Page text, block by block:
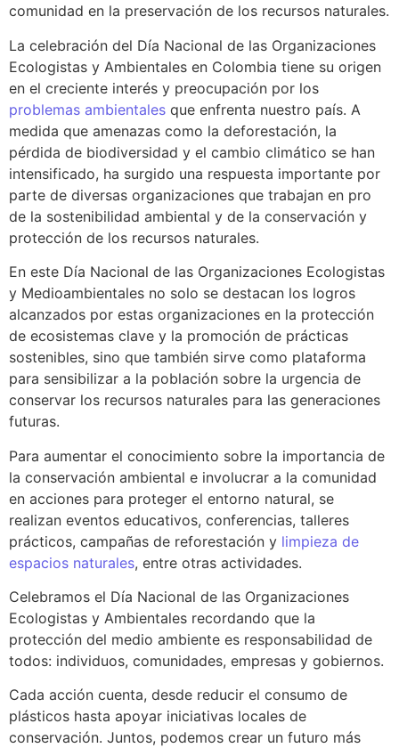
comunidad en la preservación de los recursos naturales.
La celebración del Día Nacional de las Organizaciones
Ecologistas y Ambientales en Colombia tiene su origen
en el creciente interés y preocupación por los
problemas ambientales que enfrenta nuestro país. A
medida que amenazas como la deforestación, la
pérdida de biodiversidad y el cambio climático se han
intensificado, ha surgido una respuesta importante por
parte de diversas organizaciones que trabajan en pro
de la sostenibilidad ambiental y de la conservación y
protección de los recursos naturales.
En este Día Nacional de las Organizaciones Ecologistas
y Medioambientales no solo se destacan los logros
alcanzados por estas organizaciones en la protección
de ecosistemas clave y la promoción de prácticas
sostenibles, sino que también sirve como plataforma
para sensibilizar a la población sobre la urgencia de
conservar los recursos naturales para las generaciones
futuras.
Para aumentar el conocimiento sobre la importancia de
la conservación ambiental e involucrar a la comunidad
en acciones para proteger el entorno natural, se
realizan eventos educativos, conferencias, talleres
prácticos, campañas de reforestación y limpieza de
espacios naturales, entre otras actividades.
Celebramos el Día Nacional de las Organizaciones
Ecologistas y Ambientales recordando que la
protección del medio ambiente es responsabilidad de
todos: individuos, comunidades, empresas y gobiernos.
Cada acción cuenta, desde reducir el consumo de
plásticos hasta apoyar iniciativas locales de
conservación. Juntos, podemos crear un futuro más